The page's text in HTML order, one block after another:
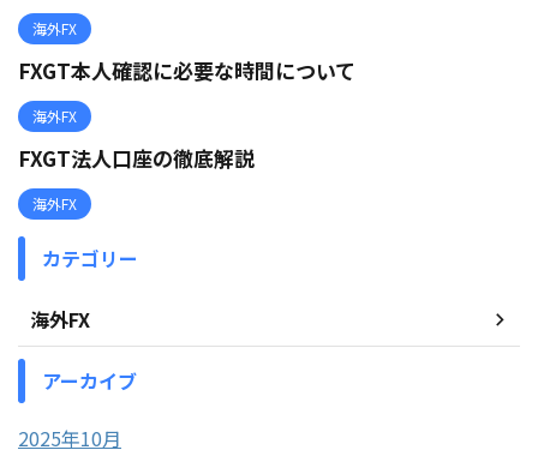
海外FX
FXGT本人確認に必要な時間について
海外FX
FXGT法人口座の徹底解説
海外FX
カテゴリー
海外FX
アーカイブ
2025年10月